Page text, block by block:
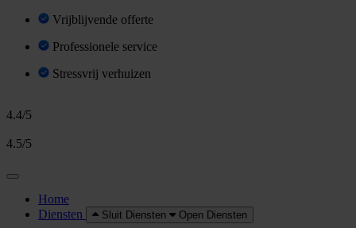
Vrijblijvende offerte
Professionele service
Stressvrij verhuizen
4.4/5
4.5/5
Home
Diensten
Sluit Diensten Open Diensten